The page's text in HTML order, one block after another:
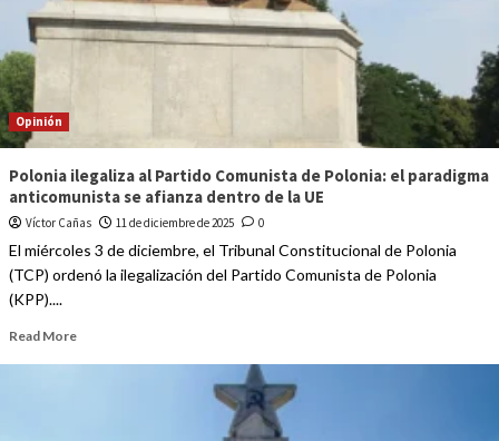
Opinión
Polonia ilegaliza al Partido Comunista de Polonia: el paradigma
anticomunista se afianza dentro de la UE
Víctor Cañas 11 de diciembre de 2025 0
El miércoles 3 de diciembre, el Tribunal Constitucional de Polonia
(TCP) ordenó la ilegalización del Partido Comunista de Polonia
(KPP)....
Read More